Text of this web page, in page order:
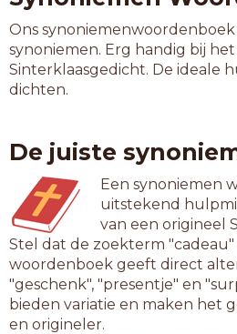
Ons
synoniemen. Erg handig bij
Sinterklaasgedicht. De ideale
dichten.
De juiste
Een synoniemen
uitstekend
van een origineel
Stel dat de zoekterm
woordenboek geeft direct
"geschenk", "presentje" en
bieden variatie en maken het
en origineler.